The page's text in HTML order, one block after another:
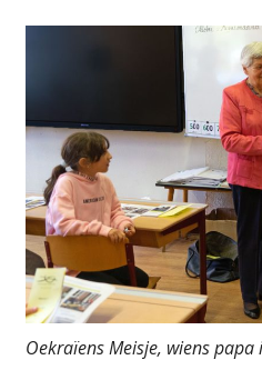
Oekraïens Meisje, wiens papa